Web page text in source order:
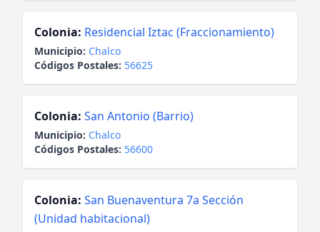
Colonia: Residencial Iztac (Fraccionamiento)
Municipio: Chalco
Códigos Postales: 56625
Colonia: San Antonio (Barrio)
Municipio: Chalco
Códigos Postales: 56600
Colonia: San Buenaventura 7a Sección
(Unidad habitacional)